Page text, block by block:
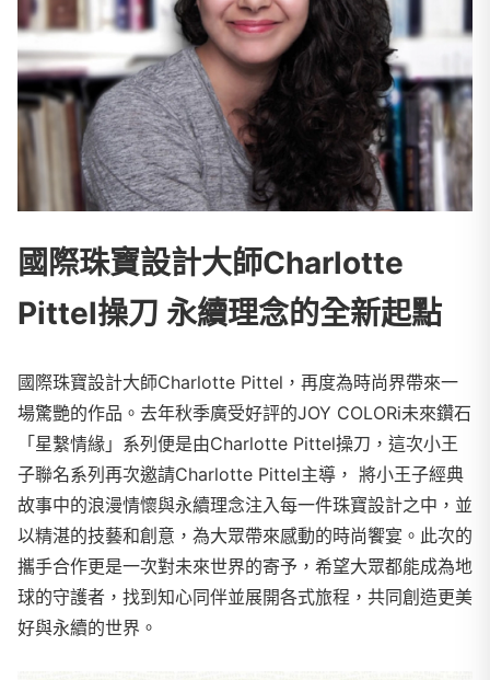
國際珠寶設計大師Charlotte
Pittel操刀 永續理念的全新起點
國際珠寶設計大師Charlotte Pittel，再度為時尚界帶來一
場驚艷的作品。去年秋季廣受好評的JOY COLORi未來鑽石
「星繫情緣」系列便是由Charlotte Pittel操刀，這次小王
子聯名系列再次邀請Charlotte Pittel主導， 將小王子經典
故事中的浪漫情懷與永續理念注入每一件珠寶設計之中，並
以精湛的技藝和創意，為大眾帶來感動的時尚饗宴。此次的
攜手合作更是一次對未來世界的寄予，希望大眾都能成為地
球的守護者，找到知心同伴並展開各式旅程，共同創造更美
好與永續的世界。